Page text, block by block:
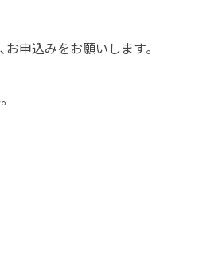
申込みをお願いします｡